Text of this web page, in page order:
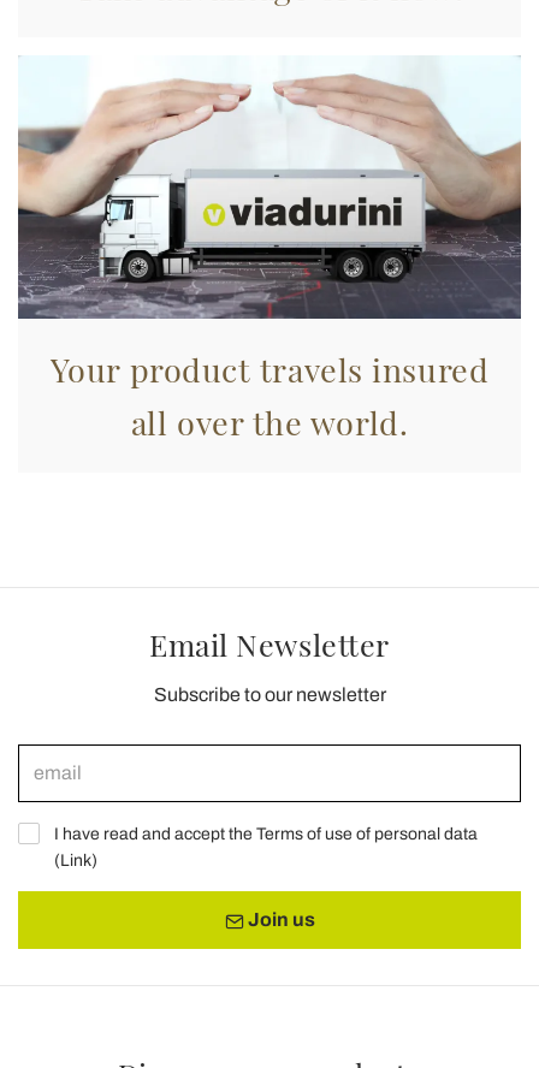
raccolto dal suo utilizzo dei loro servizi.
Your product travels insured
all over the world.
Email Newsletter
Subscribe to our newsletter
I have read and accept the Terms of use of personal data
(Link)
Join us